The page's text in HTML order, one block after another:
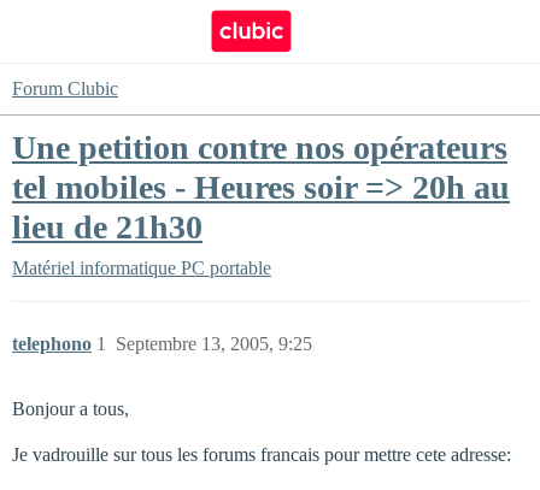
Forum Clubic
Une petition contre nos opérateurs
tel mobiles - Heures soir => 20h au
lieu de 21h30
Matériel informatique PC portable
telephono Septembre 13, 2005, 9:25
1
Bonjour a tous,
Je vadrouille sur tous les forums francais pour mettre cete adresse: